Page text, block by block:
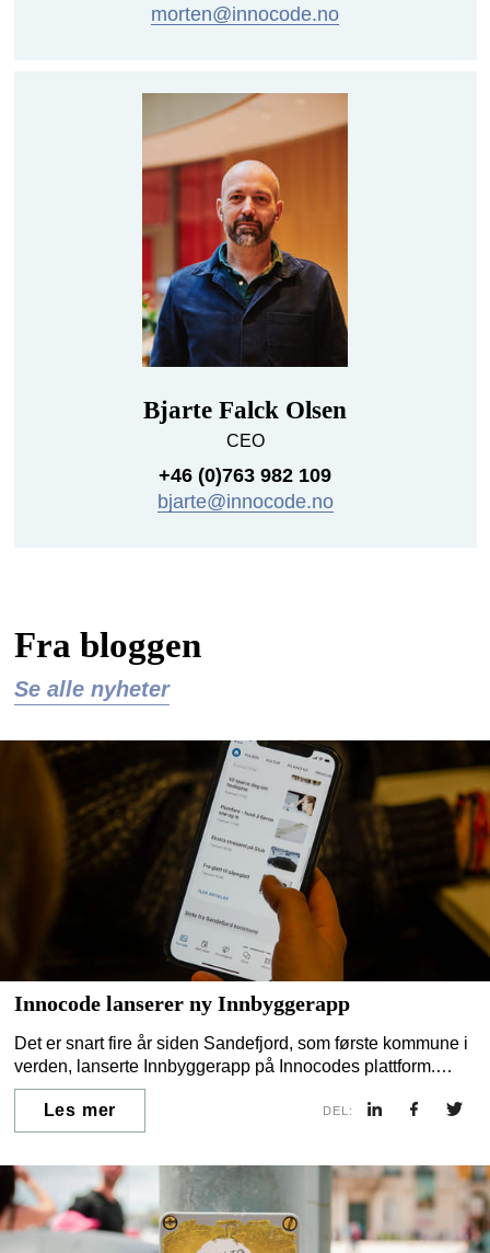
morten@innocode.no
Bjarte Falck Olsen
CEO
+46 (0)763 982 109
bjarte@innocode.no
Fra bloggen
Se alle nyheter
Innocode lanserer ny Innbyggerapp
Det er snart fire år siden Sandefjord, som første kommune i
verden, lanserte Innbyggerapp på Innocodes plattform.
Siden det har skjermene økt i størrelse, bruken blitt mer
avansert og mangfoldig. Erfaringene og tilbakemeldingene
fra utallige engasjerte kunder og brukere, materialiserer seg
og nye muligheter.
Les mer DEL: